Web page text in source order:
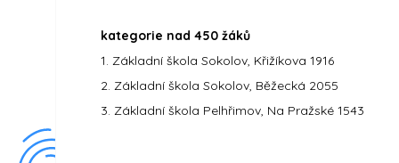
kategorie nad 450 žáků
1. Základní škola Sokolov, Křižíkova 1916
2. Základní škola Sokolov, Běžecká 2055
3. Základní škola Pelhřimov, Na Pražské 1543